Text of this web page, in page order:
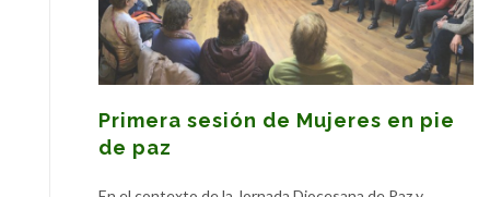
Primera sesión de Mujeres en pie
de paz